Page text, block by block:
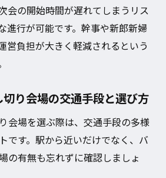
会の開始時間が遅れてしまうリス
進行が可能です。幹事や新郎新婦
営負担が大きく軽減されるという
り会場の交通手段と選び方
会場を選ぶ際は、交通手段の多様
です。駅から近いだけでなく、バ
の有無も忘れずに確認しましょ